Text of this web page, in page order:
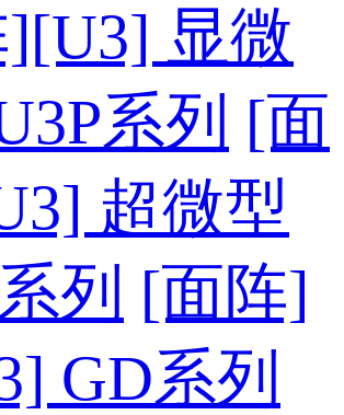
显微
系列 [面
超微型
列 [面阵]
GD系列